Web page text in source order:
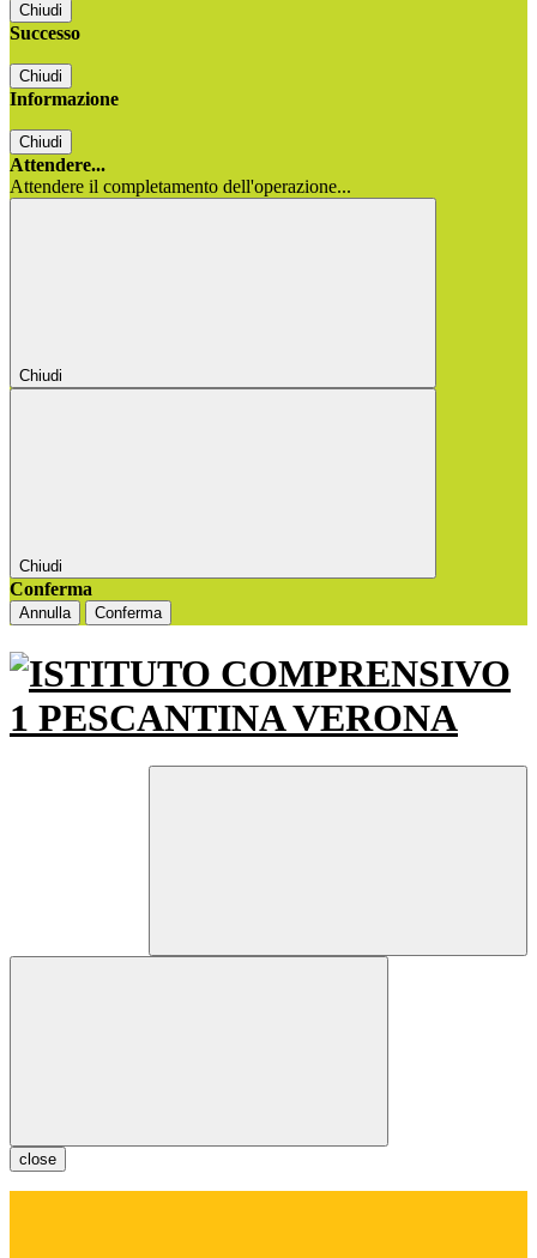
Chiudi
Successo
Chiudi
Informazione
Chiudi
Attendere...
Attendere il completamento dell'operazione...
Chiudi
Chiudi
Conferma
Annulla Conferma
close